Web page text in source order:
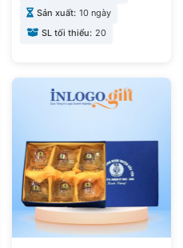
Sản xuất: 10 ngày
SL tối thiểu: 20